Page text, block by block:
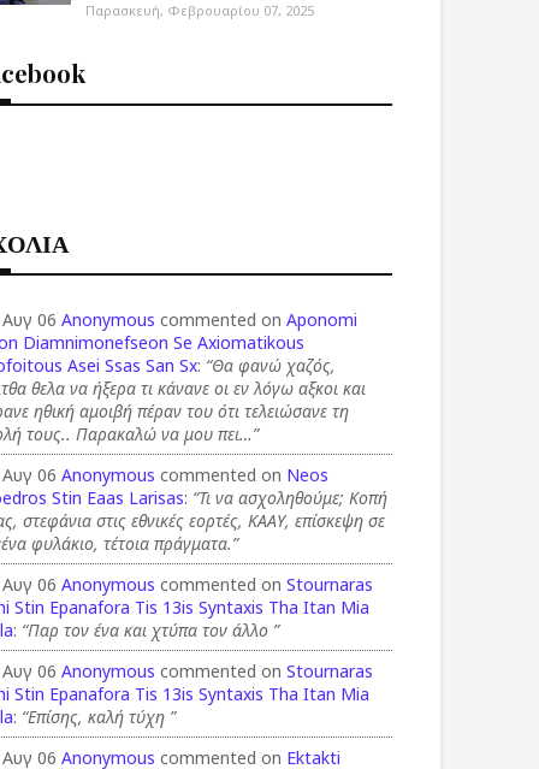
Παρασκευή, Φεβρουαρίου 07, 2025
Αυγ 06Anonymous commented onAponomi
Diamnimonefseon Se Axiomatikous
Asei Ssas San Sx: “Θα φανώ χαζός,
θελα να ήξερα τι κάνανε οι εν λόγω αξκοι και
ηθική αμοιβή πέραν του ότι τελειώσανε τη
τους.. Παρακαλώ να μου πει…”
Αυγ 06Anonymous commented on Neos
Stin Eaas Larisas: “Τι να ασχοληθούμε; Κοπή
στεφάνια στις εθνικές εορτές, ΚΑΑΥ, επίσκεψη σε
φυλάκιο, τέτοια πράγματα.”
Αυγ 06Anonymous commented onStournaras
Stin Epanafora Tis 13is Syntaxis Tha Itan Mia
: “Παρ τον ένα και χτύπα τον άλλο ”
Αυγ 06Anonymous commented onStournaras
Stin Epanafora Tis 13is Syntaxis Tha Itan Mia
: “Επίσης, καλή τύχη ”
Αυγ 06Anonymous commented on Ektakti